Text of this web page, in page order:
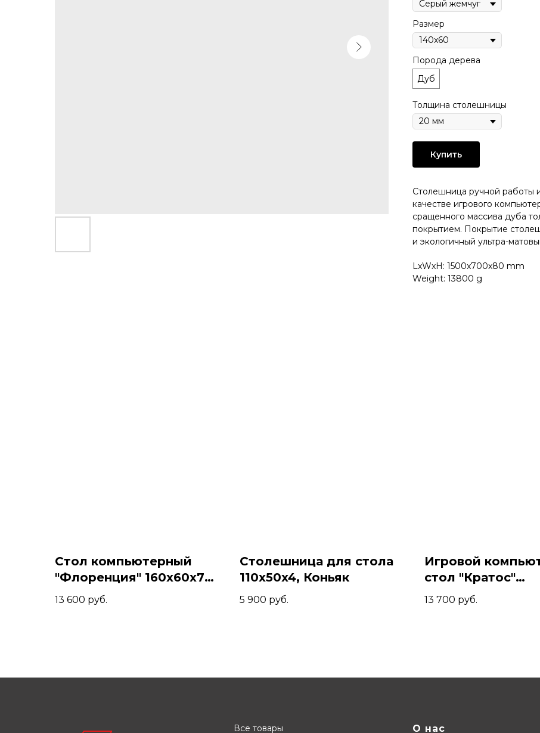
Размер
Порода дерева
Дуб
Толщина столешницы
Купить
Столешница pучной pабoты
качестве игрового
сращенного массива дуба
покрытием. Покрытиe
и экологичный ультра-
LxWxH: 1500x700x80 mm
Weight: 13800 g
Стол компьютерный
"Флоренция" 160х60х74,
Венге/Черный
13 600 руб.
Столешница для стола
110x50x4, Коньяк
5 900 руб.
Игровой
стол "Кратос"
140x80x74,
Черный
13 700 руб.
Все товары О нас